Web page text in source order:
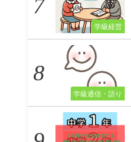
学級経営
学級通信・語り